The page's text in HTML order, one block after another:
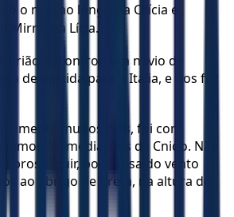
o mar ao longo da Cilícia e
Mirra, na Lícia.
encontrou um navio de
de partida para a Itália, e nos fez
muitos dias, foi com
às imediações de Cnido. Não
prosseguir, por causa do vento
ao abrigo de Creta, na altura de